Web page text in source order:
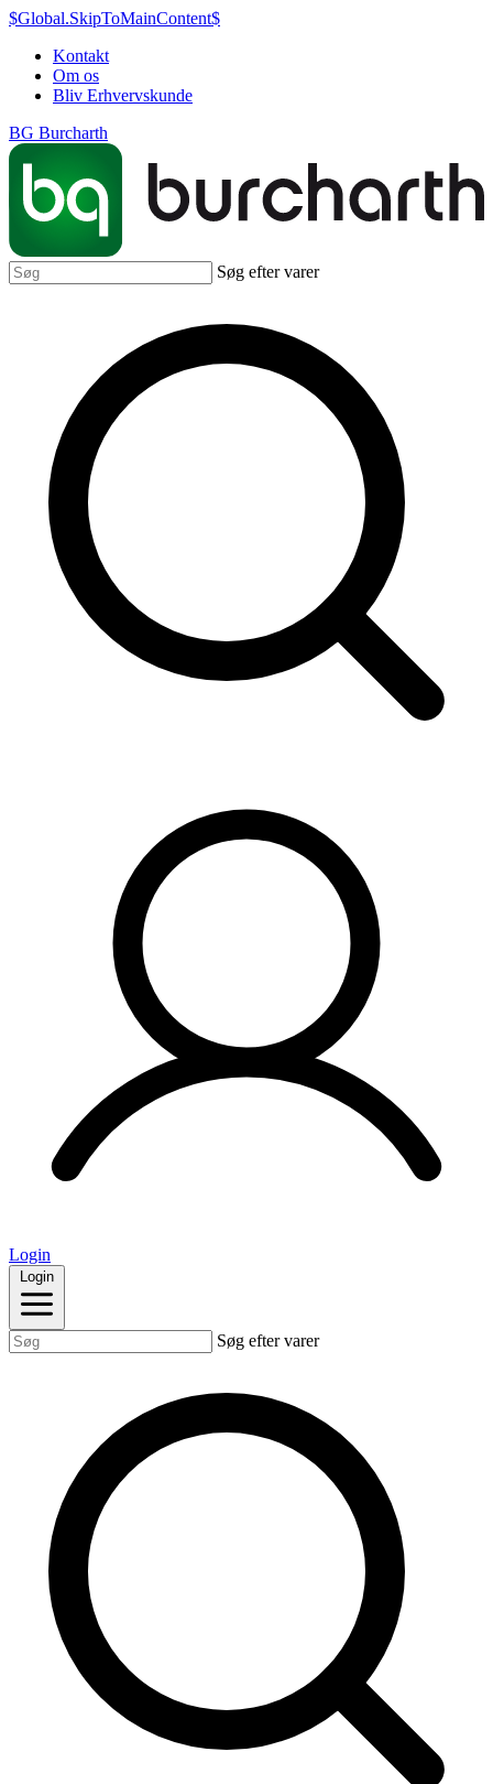
$Global.SkipToMainContent$
Kontakt
Om os
Bliv Erhvervskunde
BG Burcharth
Søg efter varer
Login
Login
Søg efter varer